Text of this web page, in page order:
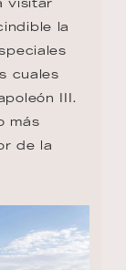
la
cuales
III.
más
de la